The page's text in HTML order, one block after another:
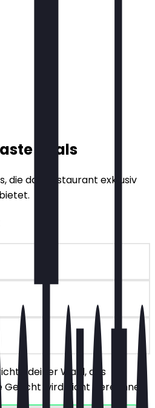
Deals
die das Restaurant exklusiv
deiner Wahl, das
Gericht wird nicht berechnet.